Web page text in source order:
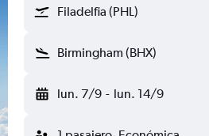
Filadelfia (PHL)
Birmingham (BHX)
lun. 7/9 - lun. 14/9